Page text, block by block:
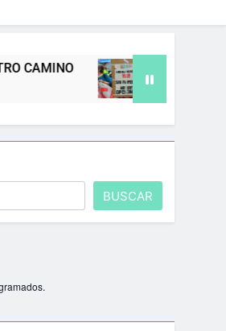
REGULACIÓN DE
6 Meses Atrás
BUSCAR